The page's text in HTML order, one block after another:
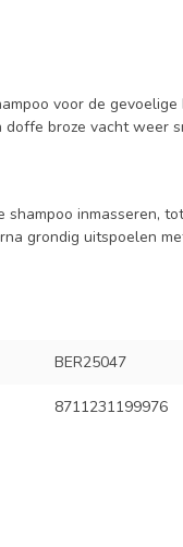
voor de
broze vacht weer
inmasseren,
grondig uitspoelen
BER25047
8711231199976